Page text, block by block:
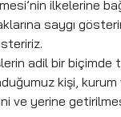
ilkelerine
saygı
adil bir
kişi,
ve yerine